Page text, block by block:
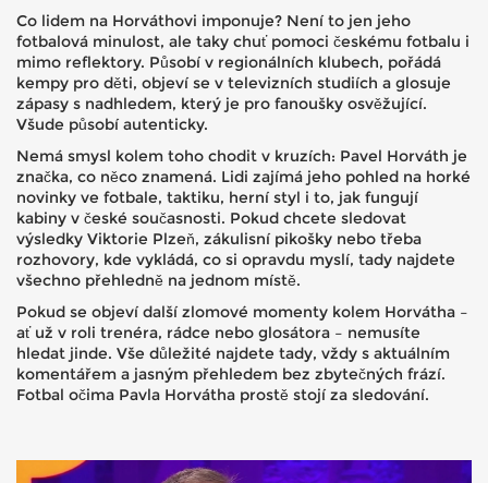
Co lidem na Horváthovi imponuje? Není to jen jeho
fotbalová minulost, ale taky chuť pomoci českému fotbalu i
mimo reflektory. Působí v regionálních klubech, pořádá
kempy pro děti, objeví se v televizních studiích a glosuje
zápasy s nadhledem, který je pro fanoušky osvěžující.
Všude působí autenticky.
Nemá smysl kolem toho chodit v kruzích: Pavel Horváth je
značka, co něco znamená. Lidi zajímá jeho pohled na horké
novinky ve fotbale, taktiku, herní styl i to, jak fungují
kabiny v české současnosti. Pokud chcete sledovat
výsledky Viktorie Plzeň, zákulisní pikošky nebo třeba
rozhovory, kde vykládá, co si opravdu myslí, tady najdete
všechno přehledně na jednom místě.
Pokud se objeví další zlomové momenty kolem Horvátha –
ať už v roli trenéra, rádce nebo glosátora – nemusíte
hledat jinde. Vše důležité najdete tady, vždy s aktuálním
komentářem a jasným přehledem bez zbytečných frází.
Fotbal očima Pavla Horvátha prostě stojí za sledování.